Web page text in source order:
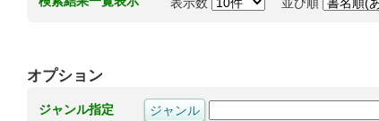
オプション
ジャンル指定